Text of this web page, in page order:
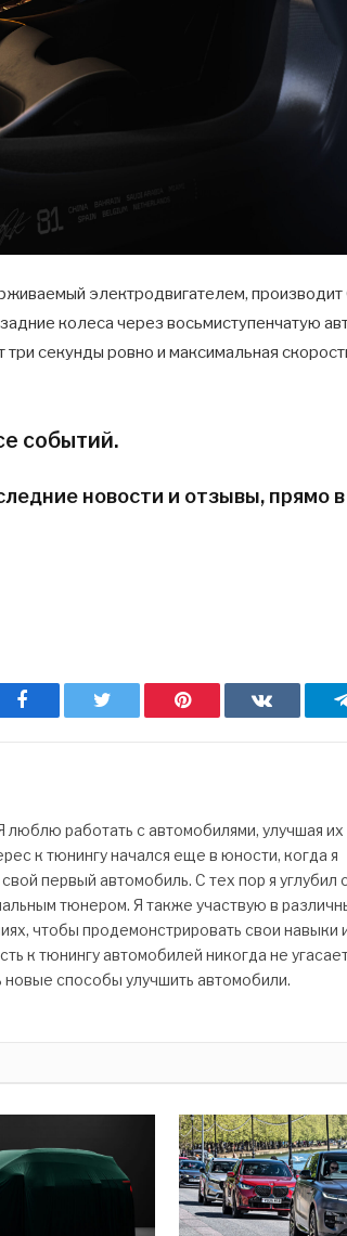
электродвигателем, производит
колеса через восьмиступенчатую
три секунды ровно и максимальная
событий.
новости и отзывы, прямо
Facebook Twitter Pinterest
работать с автомобилями, улучшая их
к тюнингу начался еще в юности, когда я
первый автомобиль. С тех пор я углубил
тюнером. Я также участвую в
чтобы продемонстрировать свои навыки
к тюнингу автомобилей никогда не
новые способы улучшить автомобили.